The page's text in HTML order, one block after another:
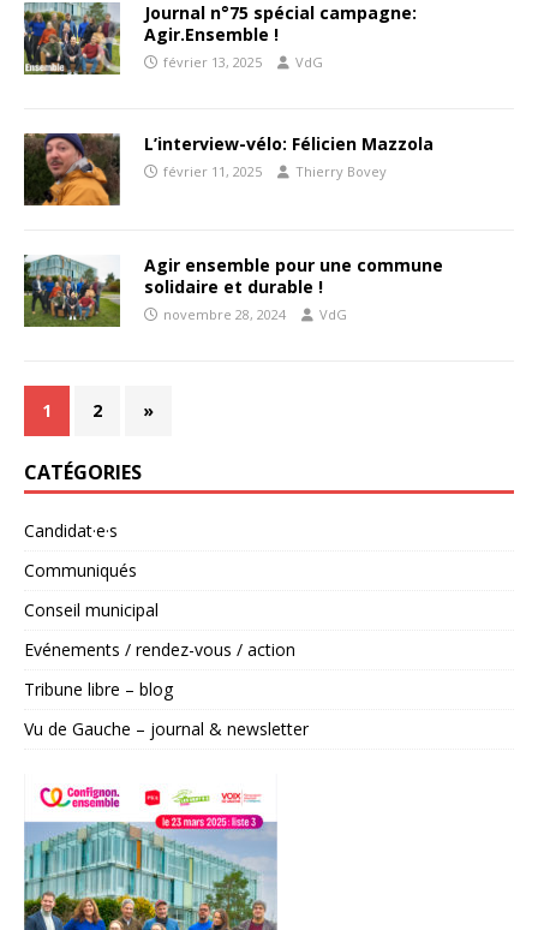
Journal n°75 spécial campagne:
Agir.Ensemble !
février 13, 2025 VdG
L’interview-vélo: Félicien Mazzola
février 11, 2025 Thierry Bovey
Agir ensemble pour une commune
solidaire et durable !
novembre 28, 2024 VdG
1 2 »
CATÉGORIES
Candidat·e·s
Communiqués
Conseil municipal
Evénements / rendez-vous / action
Tribune libre – blog
Vu de Gauche – journal & newsletter